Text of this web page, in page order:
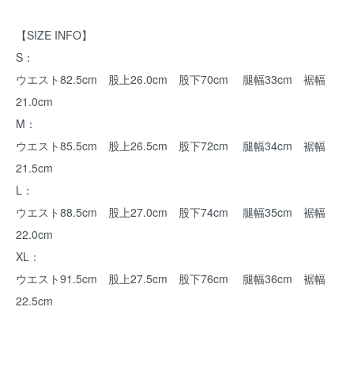
【SIZE INFO】
S：
ウエスト82.5cm 股上26.0cm 股下70cm 腿幅33cm 裾幅
21.0cm
M：
ウエスト85.5cm 股上26.5cm 股下72cm 腿幅34cm 裾幅
21.5cm
L：
ウエスト88.5cm 股上27.0cm 股下74cm 腿幅35cm 裾幅
22.0cm
XL：
ウエスト91.5cm 股上27.5cm 股下76cm 腿幅36cm 裾幅
22.5cm